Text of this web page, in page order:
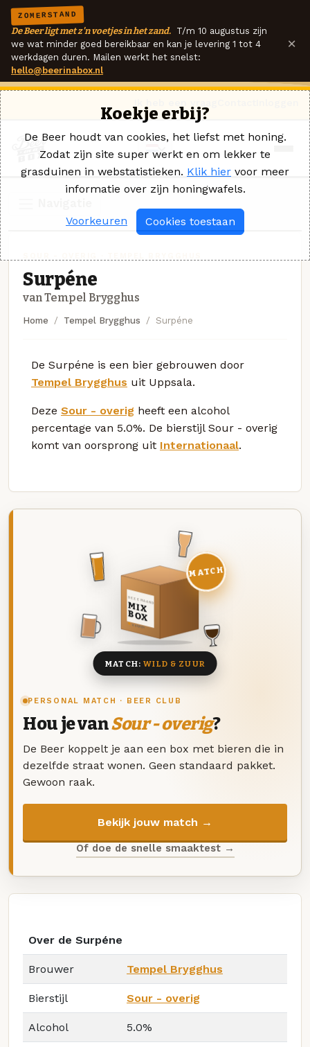
ZOMERSTAND
De Beer ligt met z'n voetjes in het zand. T/m 10 augustus zijn
we wat minder goed bereikbaar en kan je levering 1 tot 4
werkdagen duren. Mailen werkt het snelst:
hello@beerinabox.nl
×
Surpéne
van Tempel Brygghus
Home Tempel Brygghus Surpéne
De Surpéne is een bier gebrouwen door
Tempel Brygghus uit Uppsala.
Deze Sour - overig heeft een alcohol
percentage van 5.0%. De bierstijl Sour - overig
komt van oorsprong uit Internationaal.
PERSONAL MATCH · BEER CLUB
Hou je vanSour - overig?
De Beer koppelt je aan een box met bieren die in
dezelfde straat wonen. Geen standaard pakket.
Gewoon raak.
Bekijk jouw match →
Of doe de snelle smaaktest →
DEZE MAAND
MIX
BOX
8 BIEREN
MATCH
MATCH:WILD & ZUUR
Over de Surpéne
Brouwer Tempel Brygghus
Bierstijl Sour - overig
Alcohol 5.0%
Koekje erbij?
De Beer houdt van cookies, het liefst met honing.
Zodat zijn site super werkt en om lekker te
grasduinen in webstatistieken. Klik hier voor meer
informatie over zijn honingwafels.
Voorkeuren Cookies toestaan